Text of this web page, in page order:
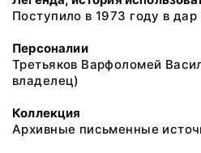
Поступило в 1973 году в дар
Персоналии
Третьяков Варфоломей
владелец)
Коллекция
Архивные письменные